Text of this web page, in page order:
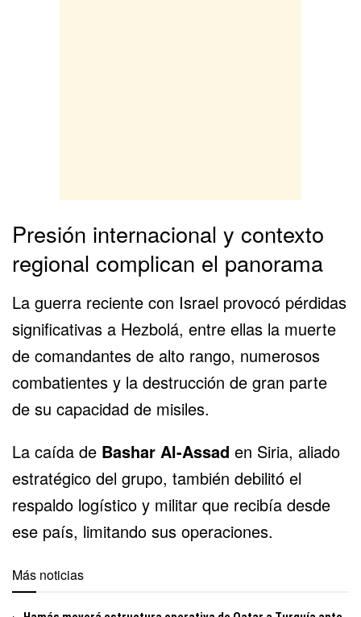
Presión internacional y contexto
regional complican el panorama
La guerra reciente con Israel provocó pérdidas
significativas a Hezbolá, entre ellas la muerte
de comandantes de alto rango, numerosos
combatientes y la destrucción de gran parte
de su capacidad de misiles.
La caída de Bashar Al-Assad en Siria, aliado
estratégico del grupo, también debilitó el
respaldo logístico y militar que recibía desde
ese país, limitando sus operaciones.
Más noticias